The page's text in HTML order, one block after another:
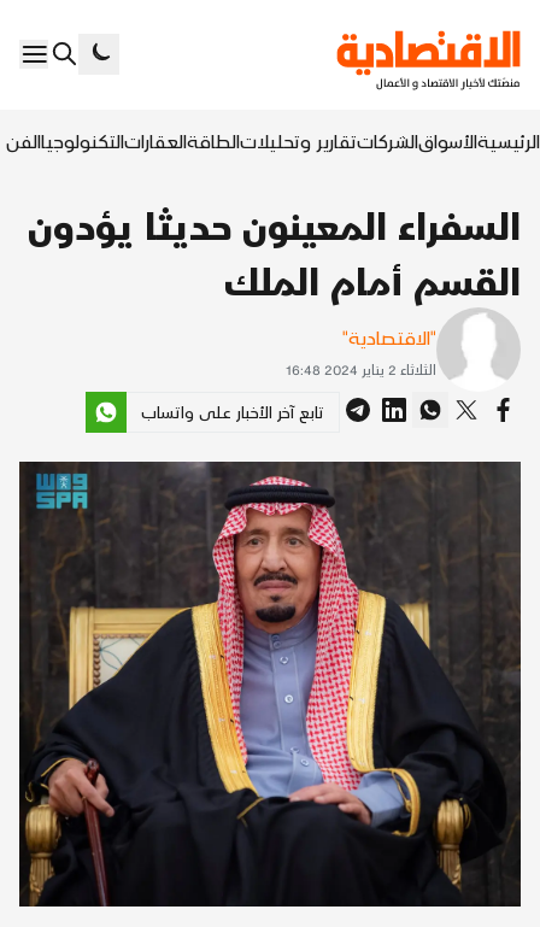
الرئيسيةالأسواقالشركاتتقارير وتحليلاتالطاقةالعقاراتالتكنولوجياالفن
السفراء المعينون حديثا يؤدون
القسم أمام الملك
"الاقتصادية"
الثلاثاء 2 يناير 2024 16:48
تابع آخر الأخبار على واتساب